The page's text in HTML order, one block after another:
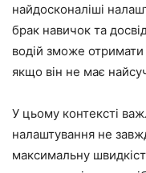
найдосконаліші
брак навичок та
водій зможе отримати
якщо він не має
У цьому контексті
налаштування не
максимальну